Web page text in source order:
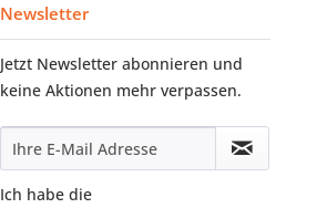
Newsletter
Jetzt Newsletter abonnieren und
keine Aktionen mehr verpassen.
Ich habe die